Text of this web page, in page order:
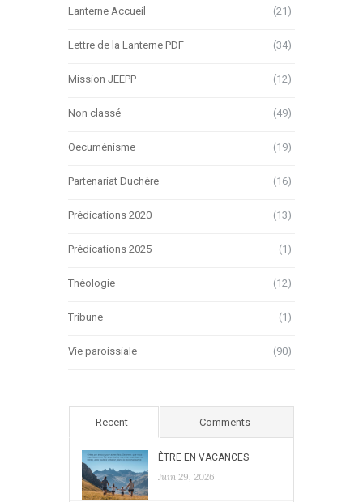
Lanterne Accueil (21)
Lettre de la Lanterne PDF (34)
Mission JEEPP (12)
Non classé (49)
Oecuménisme (19)
Partenariat Duchère (16)
Prédications 2020 (13)
Prédications 2025 (1)
Théologie (12)
Tribune (1)
Vie paroissiale (90)
Recent Comments
ÊTRE EN VACANCES
Juin 29, 2026